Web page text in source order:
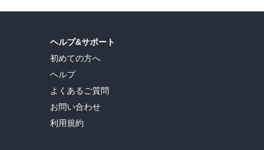
ヘルプ&サポート
初めての方へ
ヘルプ
よくあるご質問
お問い合わせ
利用規約